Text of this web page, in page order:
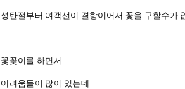
성탄절부터 여객선이 결항이어서 꽃을 구할수가
꽃꽂이를 하면서
어려움들이 많이 있는데